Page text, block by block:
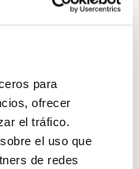
para
ofrecer
el tráfico.
el uso que
de redes
para